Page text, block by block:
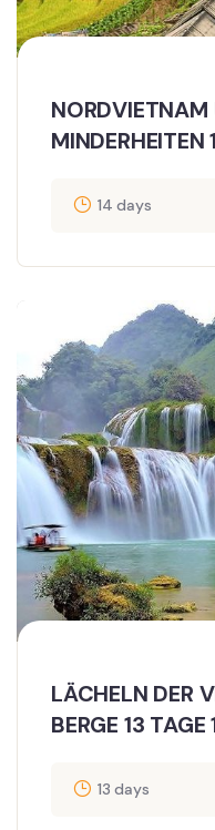
NORDVIETNAM
MINDERHEITEN
14 days
LÄCHELN DER
BERGE 13 TAGE
13 days